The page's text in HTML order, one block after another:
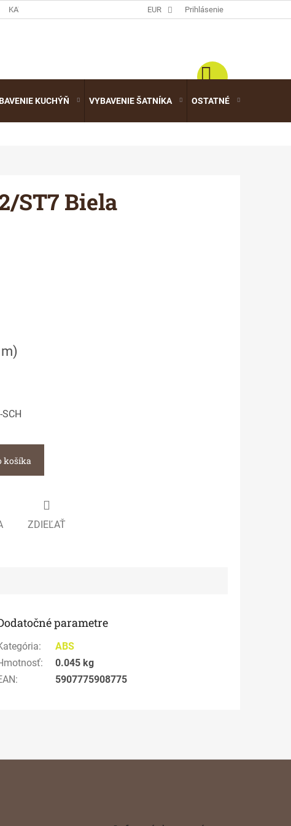
KATALÓGY EUR Prihlásenie
KUCHÝŇ VYBAVENIE ŠATNÍKA OSTATNÉ
ST7 Biela
)
košíka
ZDIEĽAŤ
parametre
:
ABS
:
0.045 kg
: 5907775908775